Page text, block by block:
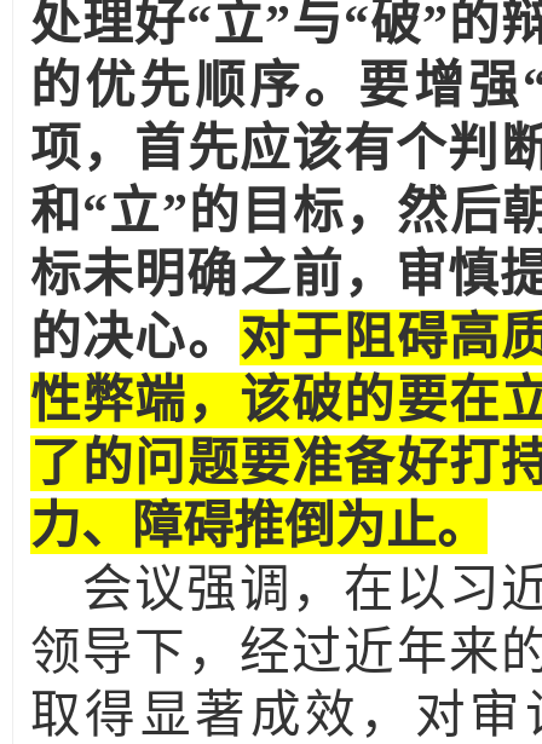
处理好“立”与“破”的
的优先顺序。要增
项，首先应该有个判
和“立”的目标，然后
标未明确之前，审慎
的决心。 对于阻碍高
性弊端，该破的要在
了的问题要准备好打
力、障碍推倒为止。
会议强调，在以习
领导下，经过近年来
取得显著成效，对